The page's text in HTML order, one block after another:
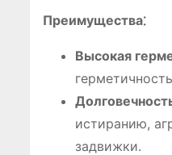
Преимущества⁚
Высокая
истиранию,
задвижки․